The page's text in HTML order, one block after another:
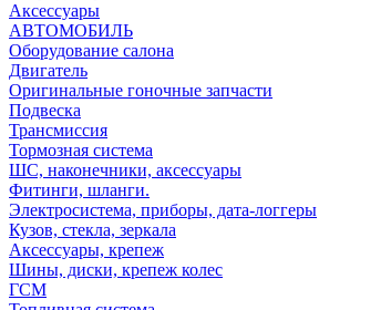
Аксессуары
АВТОМОБИЛЬ
Оборудование салона
Двигатель
Оригинальные гоночные запчасти
Подвеска
Трансмиссия
Тормозная система
ШС, наконечники, аксессуары
Фитинги, шланги.
Электросистема, приборы, дата-логгеры
Кузов, стекла, зеркала
Аксессуары, крепеж
Шины, диски, крепеж колес
ГСМ